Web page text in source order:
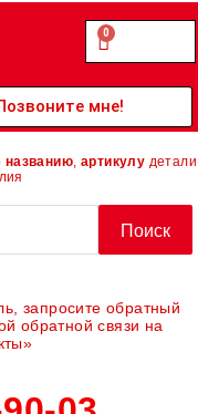
0.00
0
Cart
мне!
названию артикулу детали
Поиск
запросите обратный
обратной связи на